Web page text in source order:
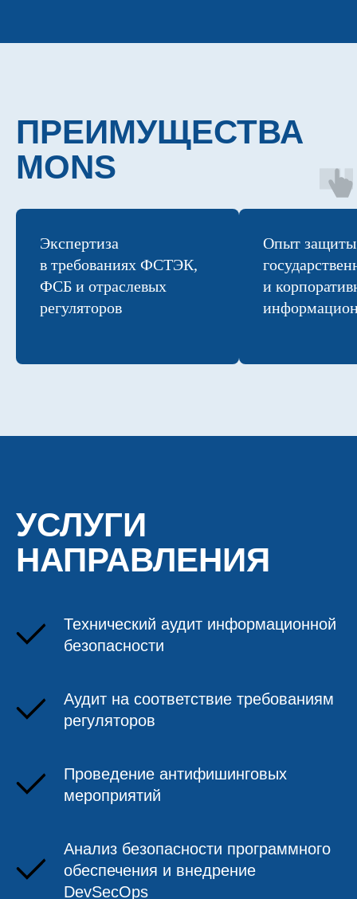
ПРЕИМУЩЕСТВА
MONS
Экспертиза
в требованиях ФСТЭК,
ФСБ и отраслевых
регуляторов
Опыт защиты
и
УСЛУГИ
НАПРАВЛЕНИЯ
Технический аудит информационной
безопасности
Аудит на соответствие требованиям
регуляторов
Проведение антифишинговых
мероприятий
Анализ безопасности программного
обеспечения и внедрение
DevSecOps